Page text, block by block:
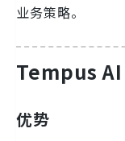
业务策略。
Tempus AI
优势